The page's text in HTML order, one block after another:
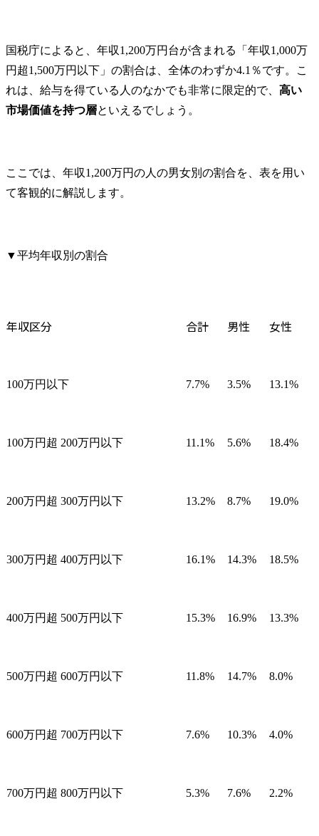
国税庁によると、年収1,200万円台が含まれる「年収1,000万
円超1,500万円以下」の割合は、全体のわずか4.1％です。こ
れは、給与を得ている人のなかでも非常に限定的で、 高い
市場価値を持つ層といえるでしょう。
ここでは、年収1,200万円の人の男女別の割合を、表を用い
て客観的に解説します。
▼平均年収別の割合
年収区分 合計 男性 女性
100万円以下 7.7% 3.5% 13.1%
100万円超 200万円以下 11.1% 5.6% 18.4%
200万円超 300万円以下 13.2% 8.7% 19.0%
300万円超 400万円以下 16.1% 14.3% 18.5%
400万円超 500万円以下 15.3% 16.9% 13.3%
500万円超 600万円以下 11.8% 14.7% 8.0%
600万円超 700万円以下 7.6% 10.3% 4.0%
700万円超 800万円以下 5.3% 7.6% 2.2%